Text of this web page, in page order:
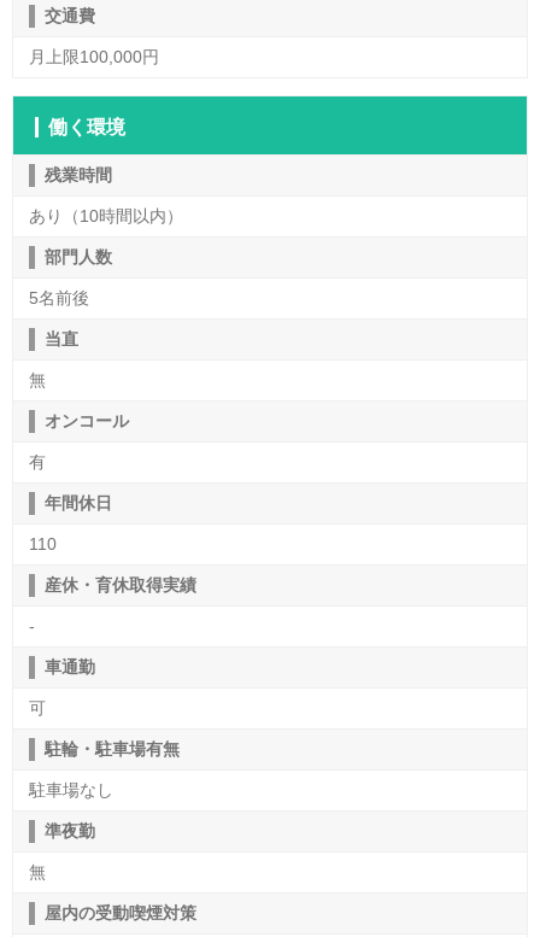
交通費
月上限100,000円
働く環境
残業時間
あり（10時間以内）
部門人数
5名前後
当直
無
オンコール
有
年間休日
110
産休・育休取得実績
-
車通勤
可
駐輪・駐車場有無
駐車場なし
準夜勤
無
屋内の受動喫煙対策